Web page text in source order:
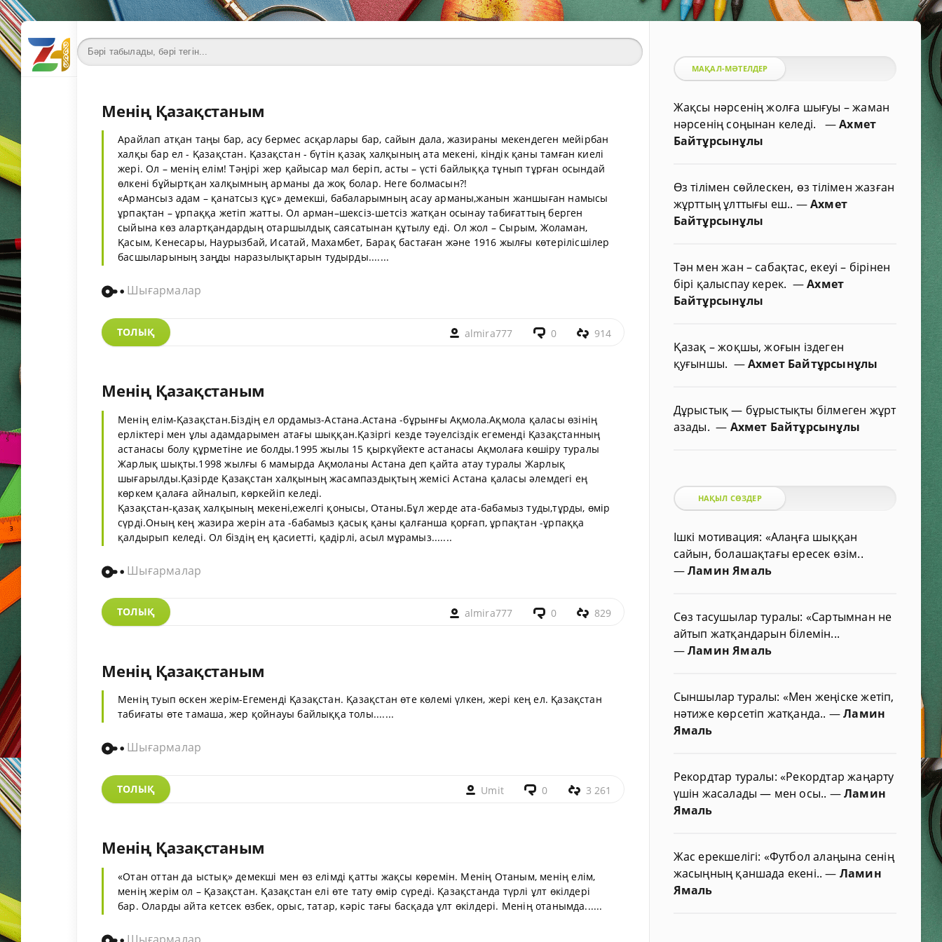
Менің Қазақстаным
Арайлап атқан таңы бар, асу бермес асқарлары бар, сайын дала, жазираны мекендеген мейірбан
халқы бар ел - Қазақстан. Қазақстан - бүтін қазақ халқының ата мекені, кіндік қаны тамған киелі
жері. Ол – менің елім! Тәңірі жер қайысар мал беріп, асты – үсті байлыққа тұнып тұрған осындай
өлкені бұйыртқан халқымның арманы да жоқ болар. Неге болмасын?!
«Армансыз адам – қанатсыз құс» демекші, бабаларымның асау арманы,жанын жаншыған намысы
ұрпақтан – ұрпаққа жетіп жатты. Ол арман–шексіз-шетсіз жатқан осынау табиғаттың берген
сыйына көз алартқандардың отаршылдық саясатынан құтылу еді. Ол жол – Сырым, Жоламан,
Қасым, Кенесары, Наурызбай, Исатай, Махамбет, Барақ бастаған және 1916 жылғы көтерілісшілер
басшыларының заңды наразылықтарын тудырды.......
Шығармалар
ТОЛЫҚ almira777 0 914
Менің Қазақстаным
Менің елім-Қазақстан.Біздің ел ордамыз-Астана.Астана -бұрынғы Ақмола.Ақмола қаласы өзінің
ерліктері мен ұлы адамдарымен атағы шыққан.Қазіргі кезде тәуелсіздік егеменді Қазақстанның
астанасы болу құрметіне ие болды.1995 жылы 15 қыркүйекте астанасы Ақмолаға көшіру туралы
Жарлық шықты.1998 жылғы 6 мамырда Ақмоланы Астана деп қайта атау туралы Жарлық
шығарылды.Қазірде Қазақстан халқының жасампаздықтың жемісі Астана қаласы әлемдегі ең
көркем қалаға айналып, көркейіп келеді.
Қазақстан-қазақ халқының мекені,ежелгі қонысы, Отаны.Бұл жерде ата-бабамыз туды,тұрды, өмір
сүрді.Оның кең жазира жерін ата -бабамыз қасық қаны қалғанша қорғап, ұрпақтан -ұрпаққа
қалдырып келеді. Ол біздің ең қасиетті, қадірлі, асыл мұрамыз.......
Шығармалар
ТОЛЫҚ almira777 0 829
Менің Қазақстаным
Менің туып өскен жерім-Егеменді Қазақстан. Қазақстан өте көлемі үлкен, жері кең ел. Қазақстан
табиғаты өте тамаша, жер қойнауы байлыққа толы.......
Шығармалар
ТОЛЫҚ Umit 0 3 261
Менің Қазақстаным
«Отан оттан да ыстық» демекші мен өз елімді қатты жақсы көремін. Менің Отаным, менің елім,
менің жерім ол – Қазақстан. Қазақстан елі өте тату өмір сүреді. Қазақстанда түрлі ұлт өкілдері
бар. Оларды айта кетсек өзбек, орыс, татар, кәріс тағы басқада ұлт өкілдері. Менің отанымда......
МАҚАЛ-МӘТЕЛДЕР
Жақсы нәрсенің жолға шығуы – жаман
нәрсенің соңынан келеді. —Ахмет
Байтұрсынұлы
Өз тілімен сөйлескен, өз тілімен жазған
жұрттың ұлттығы еш.. —Ахмет
Байтұрсынұлы
Тән мен жан – сабақтас, екеуі – бірінен
бірі қалыспау керек. —Ахмет
Байтұрсынұлы
Қазақ – жоқшы, жоғын іздеген
қуғыншы. —Ахмет Байтұрсынұлы
Дұрыстық — бұрыстықты білмеген жұрт
азады.— Ахмет Байтұрсынұлы
НАҚЫЛ СӨЗДЕР
Ішкі мотивация: «Алаңға шыққан
сайын, болашақтағы ересек өзім..
—Ламин Ямаль
Сөз тасушылар туралы: «Сартымнан не
айтып жатқандарын білемін...
—Ламин Ямаль
Сыншылар туралы: «Мен жеңіске жетіп,
нәтиже көрсетіп жатқанда.. —Ламин
Ямаль
Рекордтар туралы: «Рекордтар жаңарту
үшін жасалады — мен осы.. —Ламин
Ямаль
Жас ерекшелігі: «Футбол алаңына сенің
жасыңның қаншада екені..— Ламин
Ямаль